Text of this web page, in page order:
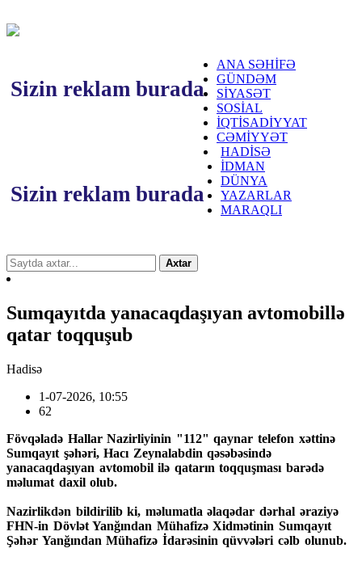
Sizin reklam burada
Sizin reklam burada
ANA SƏHİFƏ
GÜNDƏM
SİYASƏT
SOSİAL
İQTİSADİYYAT
CƏMİYYƏT
HADİSƏ
İDMAN
DÜNYA
YAZARLAR
MARAQLI
Axtar
Sumqayıtda yanacaqdaşıyan avtomobillə
qatar toqquşub
Hadisə
1-07-2026, 10:55
62
Fövqəladə Hallar Nazirliyinin "112" qaynar telefon xəttinə
Sumqayıt şəhəri, Hacı Zeynalabdin qəsəbəsində
yanacaqdaşıyan avtomobil ilə qatarın toqquşması barədə
məlumat daxil olub.
Nazirlikdən bildirilib ki, məlumatla əlaqədar dərhal əraziyə
FHN-in Dövlət Yanğından Mühafizə Xidmətinin Sumqayıt
Şəhər Yanğından Mühafizə İdarəsinin qüvvələri cəlb olunub.